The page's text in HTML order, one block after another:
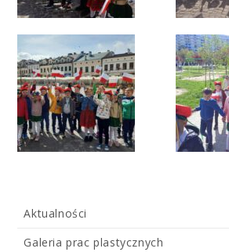
Aktualności
Galeria prac plastycznych